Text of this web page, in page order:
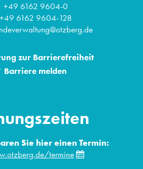
+49 6162 9604-0
+49 6162 9604-128
zur Barrierefreiheit
Barriere melden
Sie hier einen Termin:
termine